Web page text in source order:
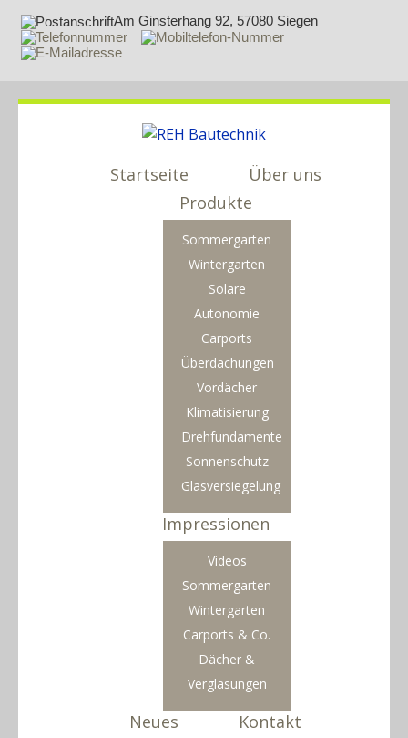
Am Ginsterhang 92, 57080 Siegen
Startseite
Über uns
Produkte
Sommergarten
Wintergarten
Solare
Autonomie
Carports
Überdachungen
Vordächer
Klimatisierung
Drehfundamente
Sonnenschutz
Glasversiegelung
Impressionen
Videos
Sommergarten
Wintergarten
Carports & Co.
Dächer &
Verglasungen
Neues
Kontakt